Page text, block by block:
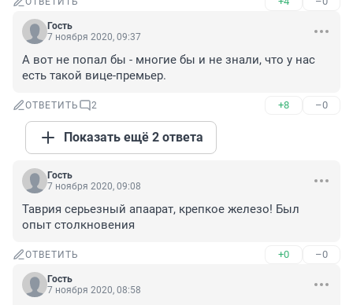
Гость
7 ноября 2020, 09:37
А вот не попал бы - многие бы и не знали, что у нас
есть такой вице-премьер.
ОТВЕТИТЬ 2 +8 –0
Показать ещё 2 ответа
Гость
7 ноября 2020, 09:08
Таврия серьезный апаарат, крепкое железо! Был
опыт столкновения
ОТВЕТИТЬ +0 –0
Гость
7 ноября 2020, 08:58